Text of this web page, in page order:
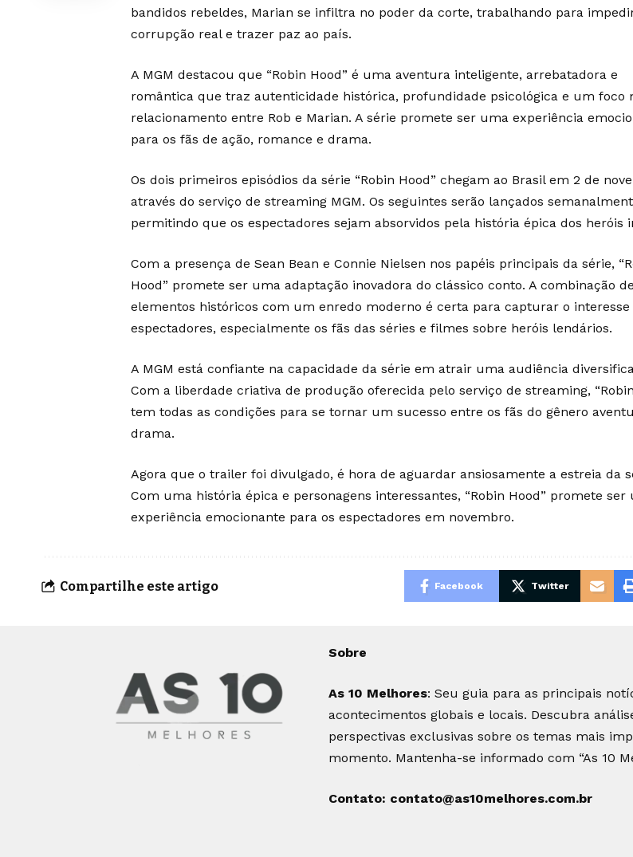
bandidos rebeldes, Marian se infiltra no poder da corte, trabalhando para
corrupção real e trazer paz ao país.
A MGM destacou que “Robin Hood” é uma aventura inteligente, arrebatadora e
romântica que traz autenticidade histórica, profundidade psicológica e um foco
relacionamento entre Rob e Marian. A série promete ser uma experiência
para os fãs de ação, romance e drama.
Os dois primeiros episódios da série “Robin Hood” chegam ao Brasil em 2 de
através do serviço de streaming MGM. Os seguintes serão lançados
permitindo que os espectadores sejam absorvidos pela história épica dos heróis
Com a presença de Sean Bean e Connie Nielsen nos papéis principais da série,
Hood” promete ser uma adaptação inovadora do clássico conto. A combinação de
elementos históricos com um enredo moderno é certa para capturar o interesse
espectadores, especialmente os fãs das séries e filmes sobre heróis lendários.
A MGM está confiante na capacidade da série em atrair uma audiência
Com a liberdade criativa de produção oferecida pelo serviço de streaming,
tem todas as condições para se tornar um sucesso entre os fãs do gênero
drama.
Agora que o trailer foi divulgado, é hora de aguardar ansiosamente a estreia da
Com uma história épica e personagens interessantes, “Robin Hood” promete ser
experiência emocionante para os espectadores em novembro.
Compartilhe este artigo Facebook Twitter
Sobre
As 10 Melhores: Seu guia para as principais
acontecimentos globais e locais. Descubra
perspectivas exclusivas sobre os temas mais
momento. Mantenha-se informado com “As 10
Contato: contato@as10melhores.com.br